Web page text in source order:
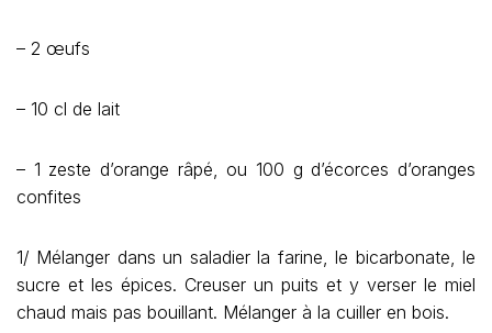
– 2 œufs
– 10 cl de lait
– 1 zeste d’orange râpé, ou 100 g d’écorces d’oranges
confites
1/ Mélanger dans un saladier la farine, le bicarbonate, le
sucre et les épices. Creuser un puits et y verser le miel
chaud mais pas bouillant. Mélanger à la cuiller en bois.